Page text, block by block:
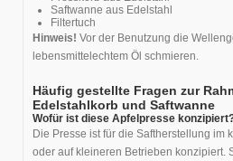
Saftwanne aus Edelstahl
Filtertuch
Hinweis! Vor der Benutzung die
lebensmittelechtem Öl schmieren.
Häufig gestellte Fragen zur
Edelstahlkorb und Saftwanne
Wofür ist diese Apfelpresse
Die Presse ist für die Saftherstellung im
oder auf kleineren Betrieben konzipiert.